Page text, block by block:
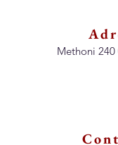
Methoni 240